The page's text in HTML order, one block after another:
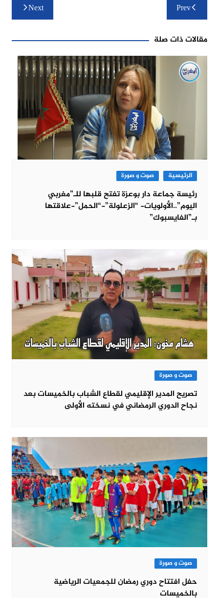
تصفّح
المقالات
Prev
Next
مقالات ذات صلة
الرئيسية صوت و صورة
رئيسة جماعة دار بوعزة تفتح قلبها للـ”مغربي
اليوم”..الأولويات- “الزعلولة”-“الحمل”-علاقتها
بـ”الفايسبوك”
صوت و صورة
تصريح المدير الإقليمي لقطاع الشباب بالخميسات بعد
نجاح الدوري الرمضاني في نسخته الأولى
صوت و صورة
حفل افتتاح دوري رمضان للجمعيات الرياضية
بالخميسات